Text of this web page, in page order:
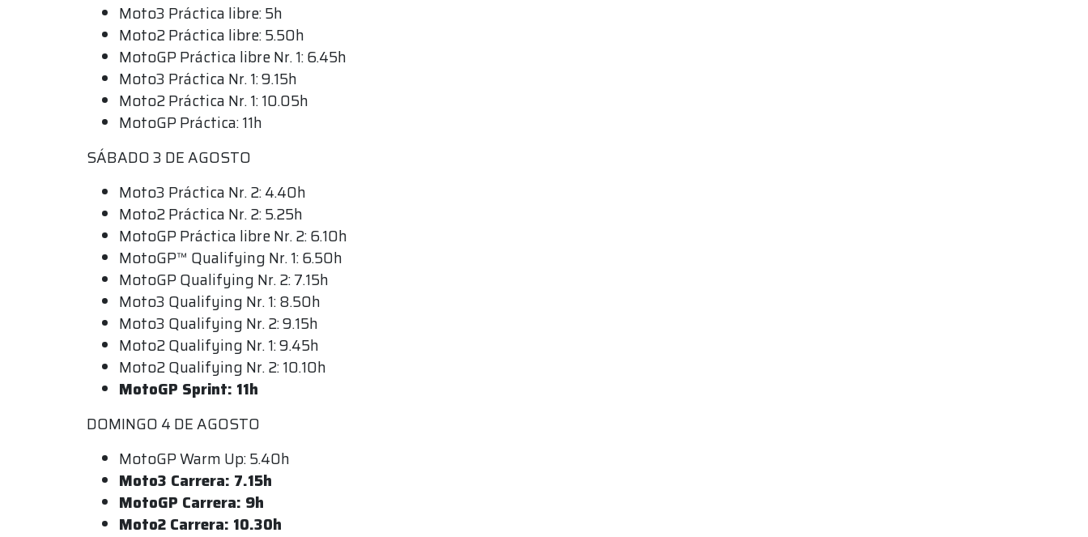
Moto3 Práctica libre: 5h
Moto2 Práctica libre: 5.50h
MotoGP Práctica libre Nr. 1: 6.45h
Moto3 Práctica Nr. 1: 9.15h
Moto2 Práctica Nr. 1: 10.05h
MotoGP Práctica: 11h
SÁBADO 3 DE AGOSTO
Moto3 Práctica Nr. 2: 4.40h
Moto2 Práctica Nr. 2: 5.25h
MotoGP Práctica libre Nr. 2: 6.10h
MotoGP™ Qualifying Nr. 1: 6.50h
MotoGP Qualifying Nr. 2: 7.15h
Moto3 Qualifying Nr. 1: 8.50h
Moto3 Qualifying Nr. 2: 9.15h
Moto2 Qualifying Nr. 1: 9.45h
Moto2 Qualifying Nr. 2: 10.10h
MotoGP Sprint: 11h
DOMINGO 4 DE AGOSTO
MotoGP Warm Up: 5.40h
Moto3 Carrera: 7.15h
MotoGP Carrera: 9h
Moto2 Carrera: 10.30h